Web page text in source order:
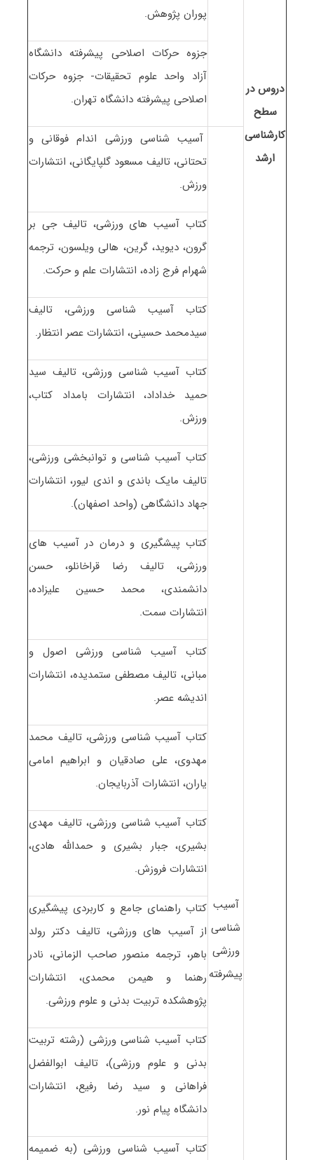
دروس در
سطح
کارشناسی
ارشد
پوران پژوهش.
جزوه حرکات اصلاحی پیشرفته دانشگاه
آزاد واحد علوم تحقیقات- جزوه حرکات
اصلاحی پیشرفته دانشگاه تهران.
آسیب
شناسی
ورزشی
پیشرفته
آسیب شناسی ورزشی اندام فوقانی و
تحتانی، تالیف مسعود گلپایگانی، انتشارات
ورزش.
کتاب آسیب های ورزشی، تالیف جی بر
گرون، دیوید، گرین، هالی ویلسون، ترجمه
شهرام فرج زاده، انتشارات علم و حرکت.
کتاب آسیب شناسی ورزشی، تالیف
سیدمحمد حسینی، انتشارات عصر انتظار.
کتاب آسیب شناسی ورزشی، تالیف سید
حمید خداداد، انتشارات بامداد کتاب،
ورزش.
کتاب آسیب شناسی و توانبخشی ورزشی،
تالیف مایک باندی و اندی لیور، انتشارات
جهاد دانشگاهی (واحد اصفهان).
کتاب پیشگیری و درمان در آسیب های
ورزشی، تالیف رضا قراخانلو، حسن
دانشمندی، محمد حسین علیزاده،
انتشارات سمت.
کتاب آسیب شناسی ورزشی اصول و
مبانی، تالیف مصطفی ستمدیده، انتشارات
اندیشه عصر.
کتاب آسیب شناسی ورزشی، تالیف محمد
مهدوی، علی صادقیان و ابراهیم امامی
یاران، انتشارات آذربایجان.
کتاب آسیب شناسی ورزشی، تالیف مهدی
بشیری، جبار بشیری و حمدالله هادی،
انتشارات فروزش.
کتاب راهنمای جامع و کاربردی پیشگیری
از آسیب های ورزشی، تالیف دکتر رولد
باهر، ترجمه منصور صاحب الزمانی، نادر
رهنما و هیمن محمدی، انتشارات
پژوهشکده تربیت بدنی و علوم ورزشی.
کتاب آسیب شناسی ورزشی (رشته تربیت
بدنی و علوم ورزشی)، تالیف ابوالفضل
فراهانی و سید رضا رفیع، انتشارات
دانشگاه پیام نور.
کتاب آسیب شناسی ورزشی (به ضمیمه